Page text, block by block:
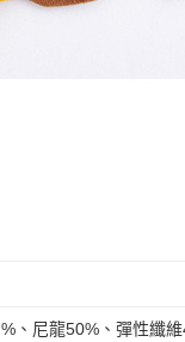
、尼龍50%、彈性纖